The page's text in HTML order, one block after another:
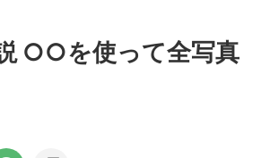
○○を使って全写真